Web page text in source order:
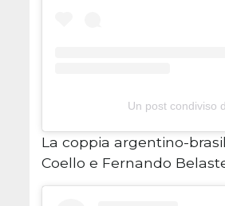
Un post condiviso
La coppia argentino-
Coello e Fernando